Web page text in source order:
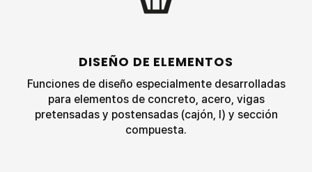
DISEÑO DE ELEMENTOS
Funciones de diseño especialmente desarrolladas
para elementos de concreto, acero, vigas
pretensadas y postensadas (cajón, I) y sección
compuesta.